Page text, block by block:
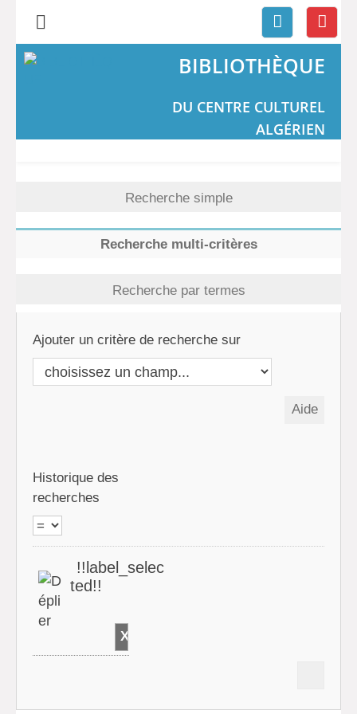
BIBLIOTHÈQUE
DU CENTRE CULTUREL
ALGÉRIEN
Recherche simple
Recherche multi-critères
Recherche par termes
Ajouter un critère de recherche sur
Historique des
recherches
!!label_selec
ted!!